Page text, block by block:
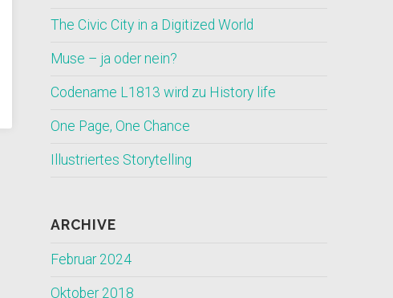
The Civic City in a Digitized World
Muse – ja oder nein?
Codename L1813 wird zu History life
One Page, One Chance
Illustriertes Storytelling
ARCHIVE
Februar 2024
Oktober 2018